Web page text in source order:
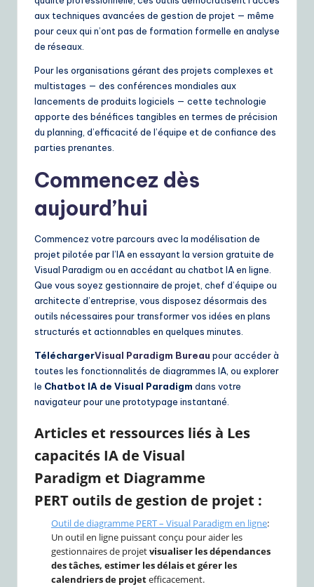
aux techniques avancées de gestion de projet — même
pour ceux qui n’ont pas de formation formelle en analyse
de réseaux.
Pour les organisations gérant des projets complexes et
multistages — des conférences mondiales aux
lancements de produits logiciels — cette technologie
apporte des bénéfices tangibles en termes de précision
du planning, d’efficacité de l’équipe et de confiance des
parties prenantes.
Commencez dès
aujourd’hui
Commencez votre parcours avec la modélisation de
projet pilotée par l’IA en essayant la version gratuite de
Visual Paradigm ou en accédant au chatbot IA en ligne.
Que vous soyez gestionnaire de projet, chef d’équipe ou
architecte d’entreprise, vous disposez désormais des
outils nécessaires pour transformer vos idées en plans
structurés et actionnables en quelques minutes.
TéléchargerVisual Paradigm Bureau pour accéder à
toutes les fonctionnalités de diagrammes IA, ou explorer
le Chatbot IA de Visual Paradigm dans votre
navigateur pour une prototypage instantané.
Articles et ressources liés à Les
capacités IA de Visual
Paradigm et Diagramme
PERT outils de gestion de projet :
Outil de diagramme PERT – Visual Paradigm en ligne:
Un outil en ligne puissant conçu pour aider les
gestionnaires de projetvisualiser les dépendances
des tâches, estimer les délais et gérer les
calendriers de projetefficacement.